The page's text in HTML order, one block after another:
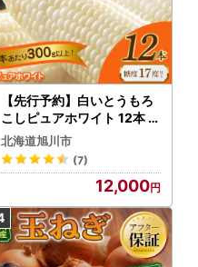
【先行予約】白いとうもろ
こしピュアホワイト 12本 3.
6kg（2026年8月下旬から
発送開始） とうもろこし
北海道旭川市
(7)
12,000